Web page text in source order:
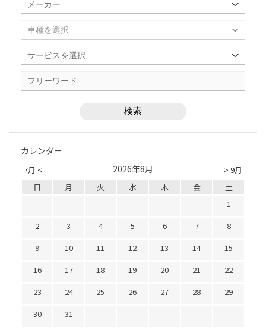
カレンダー
7月 < > 9月
2026年8月
日 月 火 水 木 金
土
1
2
3 4 5 6 7
8
9
10 11 12 13 14
15
16
17 18 19 20 21
22
23
24 25 26 27 28
29
30
31